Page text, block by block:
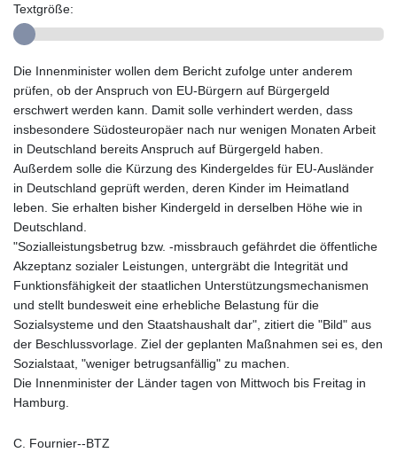
Textgröße:
Die Innenminister wollen dem Bericht zufolge unter anderem
prüfen, ob der Anspruch von EU-Bürgern auf Bürgergeld
erschwert werden kann. Damit solle verhindert werden, dass
insbesondere Südosteuropäer nach nur wenigen Monaten Arbeit
in Deutschland bereits Anspruch auf Bürgergeld haben.
Außerdem solle die Kürzung des Kindergeldes für EU-Ausländer
in Deutschland geprüft werden, deren Kinder im Heimatland
leben. Sie erhalten bisher Kindergeld in derselben Höhe wie in
Deutschland.
"Sozialleistungsbetrug bzw. -missbrauch gefährdet die öffentliche
Akzeptanz sozialer Leistungen, untergräbt die Integrität und
Funktionsfähigkeit der staatlichen Unterstützungsmechanismen
und stellt bundesweit eine erhebliche Belastung für die
Sozialsysteme und den Staatshaushalt dar", zitiert die "Bild" aus
der Beschlussvorlage. Ziel der geplanten Maßnahmen sei es, den
Sozialstaat, "weniger betrugsanfällig" zu machen.
Die Innenminister der Länder tagen von Mittwoch bis Freitag in
Hamburg.
C. Fournier--BTZ